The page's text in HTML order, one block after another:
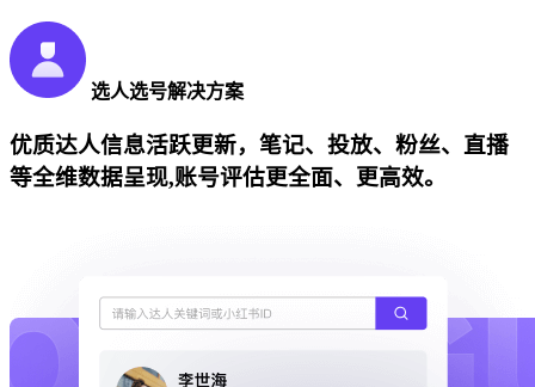
选人选号解决方案
优质达人信息活跃更新，笔记、投放、粉丝、直播
等全维数据呈现,账号评估更全面、更高效。